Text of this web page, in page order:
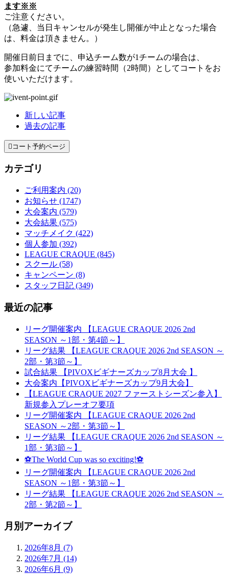
ます※※
ご注意ください。
（急遽、当日キャンセルが発生し開催が中止となった場合
は、料金は頂きません。）
開催日前日までに、申込チーム数が1チームの場合は、
参加料金にてチームの練習時間（2時間）としてコートをお
使いいただけます。
新しい記事
過去の記事
 コート予約ページ
カテゴリ
ご利用案内 (20)
お知らせ (1747)
大会案内 (579)
大会結果 (575)
マッチメイク (422)
個人参加 (392)
LEAGUE CRAQUE (845)
スクール (58)
キャンペーン (8)
スタッフ日記 (349)
最近の記事
リーグ開催案内 【LEAGUE CRAQUE 2026 2nd
SEASON ～1部・第4節～】
リーグ結果 【LEAGUE CRAQUE 2026 2nd SEASON ～
2部・第3節～】
試合結果 【PIVOXビギナーズカップ8月大会 】
大会案内【PIVOXビギナーズカップ9月大会】
【LEAGUE CRAQUE 2027 ファーストシーズン参入】
新規参入プレーオフ要項
リーグ開催案内 【LEAGUE CRAQUE 2026 2nd
SEASON ～2部・第3節～】
リーグ結果 【LEAGUE CRAQUE 2026 2nd SEASON ～
1部・第3節～】
⚽The World Cup was so exciting!⚽
リーグ開催案内 【LEAGUE CRAQUE 2026 2nd
SEASON ～1部・第3節～】
リーグ結果 【LEAGUE CRAQUE 2026 2nd SEASON ～
2部・第2節～】
月別アーカイブ
2026年8月 (7)
2026年7月 (14)
2026年6月 (9)